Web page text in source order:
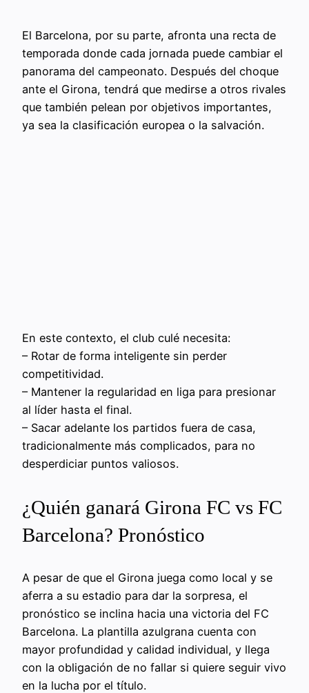
El Barcelona, por su parte, afronta una recta de
temporada donde cada jornada puede cambiar el
panorama del campeonato. Después del choque
ante el Girona, tendrá que medirse a otros rivales
que también pelean por objetivos importantes,
ya sea la clasificación europea o la salvación.
En este contexto, el club culé necesita:
– Rotar de forma inteligente sin perder
competitividad.
– Mantener la regularidad en liga para presionar
al líder hasta el final.
– Sacar adelante los partidos fuera de casa,
tradicionalmente más complicados, para no
desperdiciar puntos valiosos.
¿Quién ganará Girona FC vs FC
Barcelona? Pronóstico
A pesar de que el Girona juega como local y se
aferra a su estadio para dar la sorpresa, el
pronóstico se inclina hacia una victoria del FC
Barcelona. La plantilla azulgrana cuenta con
mayor profundidad y calidad individual, y llega
con la obligación de no fallar si quiere seguir vivo
en la lucha por el título.